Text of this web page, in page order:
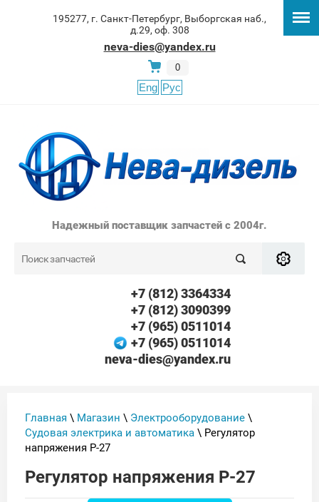
195277, г. Санкт-Петербург, Выборгская наб.,
д.29, оф. 308
neva-dies@yandex.ru
0
Eng Рус
Надежный поставщик запчастей с 2004г.
+7 (812) 3364334
+7 (812) 3090399
+7 (965) 0511014
+7 (965) 0511014
neva-dies@yandex.ru
Главная \ Магазин \ Электрооборудование \
Судовая электрика и автоматика \ Регулятор
напряжения Р-27
Регулятор напряжения Р-27